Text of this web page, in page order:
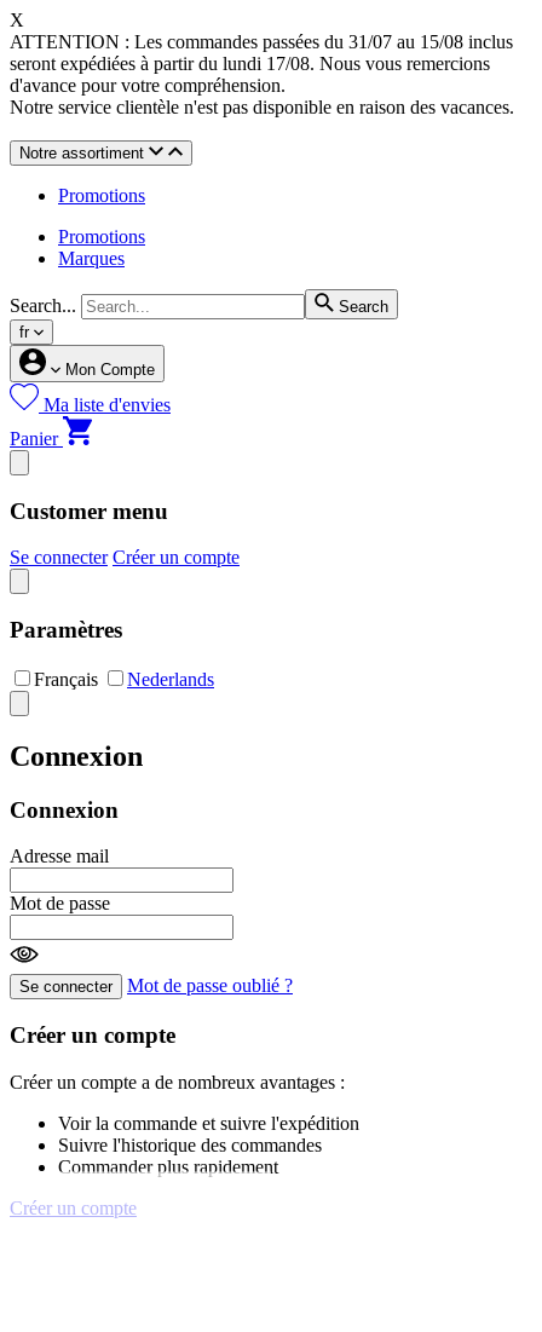
X
ATTENTION : Les commandes passées du 31/07 au 15/08 inclus
seront expédiées à partir du lundi 17/08. Nous vous remercions
d'avance pour votre compréhension.
Notre service clientèle n'est pas disponible en raison des vacances.
Notre assortiment
Promotions
Promotions
Marques
Search...
Search
fr
Mon Compte
Ma liste d'envies
Panier
Customer menu
Se connecter Créer un compte
Paramètres
Français Nederlands
Connexion
Connexion
Adresse mail
Mot de passe
Se connecter Mot de passe oublié ?
Créer un compte
Créer un compte a de nombreux avantages :
Voir la commande et suivre l'expédition
Suivre l'historique des commandes
Commander plus rapidement
Créer un compte